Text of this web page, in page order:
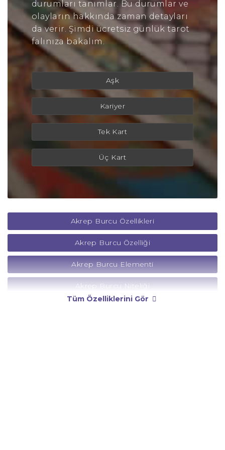
durumları tanımlar. Bu durumlar ve
olayların hakkında zaman detayları
da verir. Şimdi ücretsiz günlük tarot
falınıza bakalım.
Aşk
Kariyer
Tek Kart
Üç Kart
Akrep Burcu Özellikleri
Akrep Burcu Özelliği
Akrep Burcu Elementi
Akrep Burcu Niteliği
Tüm Özelliklerini Gör